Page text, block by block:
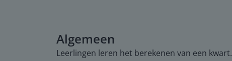
Algemeen
Leerlingen leren het berekenen van een kwart.